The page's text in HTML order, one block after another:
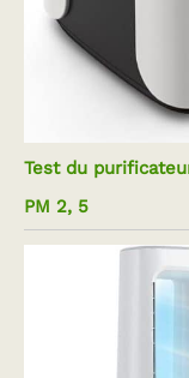
Test du
PM 2, 5